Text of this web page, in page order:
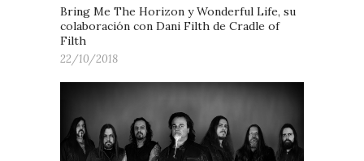
Bring Me The Horizon y Wonderful Life, su
colaboración con Dani Filth de Cradle of
Filth
22/10/2018